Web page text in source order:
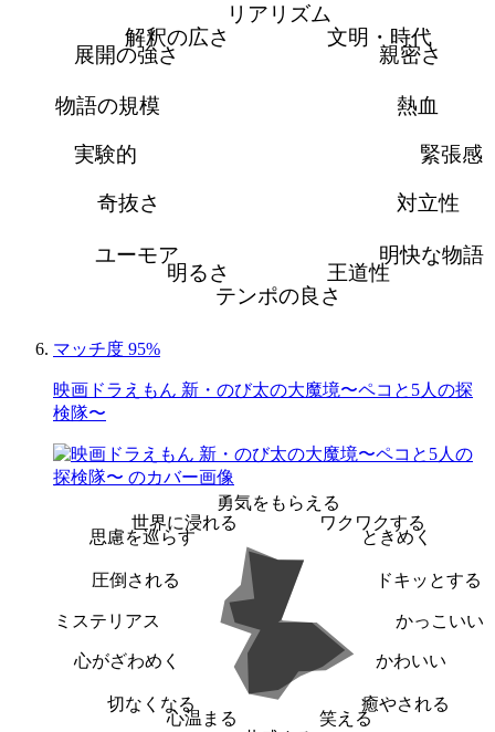
リアリズム
文明・時代
親密さ
熱血
緊張感
対立性
明快な物語
王道性
テンポの良さ
明るさ
ユーモア
奇抜さ
実験的
物語の規模
展開の強さ
解釈の広さ
マッチ度 95%
映画ドラえもん 新・のび太の大魔境〜ペコと5人の探
検隊〜
勇気をもらえる
ワクワクする
ときめく
ドキッとする
かっこいい
かわいい
癒やされる
笑える
心温まる
切なくなる
心がざわめく
ミステリアス
圧倒される
思慮を巡らす
世界に浸れる